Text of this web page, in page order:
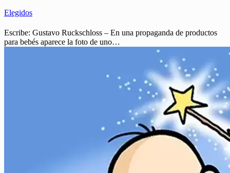
Elegidos
Escribe: Gustavo Ruckschloss – En una propaganda de productos
para bebés aparece la foto de uno…